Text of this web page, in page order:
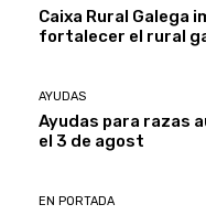
Caixa Rural Galega
fortalecer el rural
AYUDAS
Ayudas para razas
el 3 de agost
EN PORTADA